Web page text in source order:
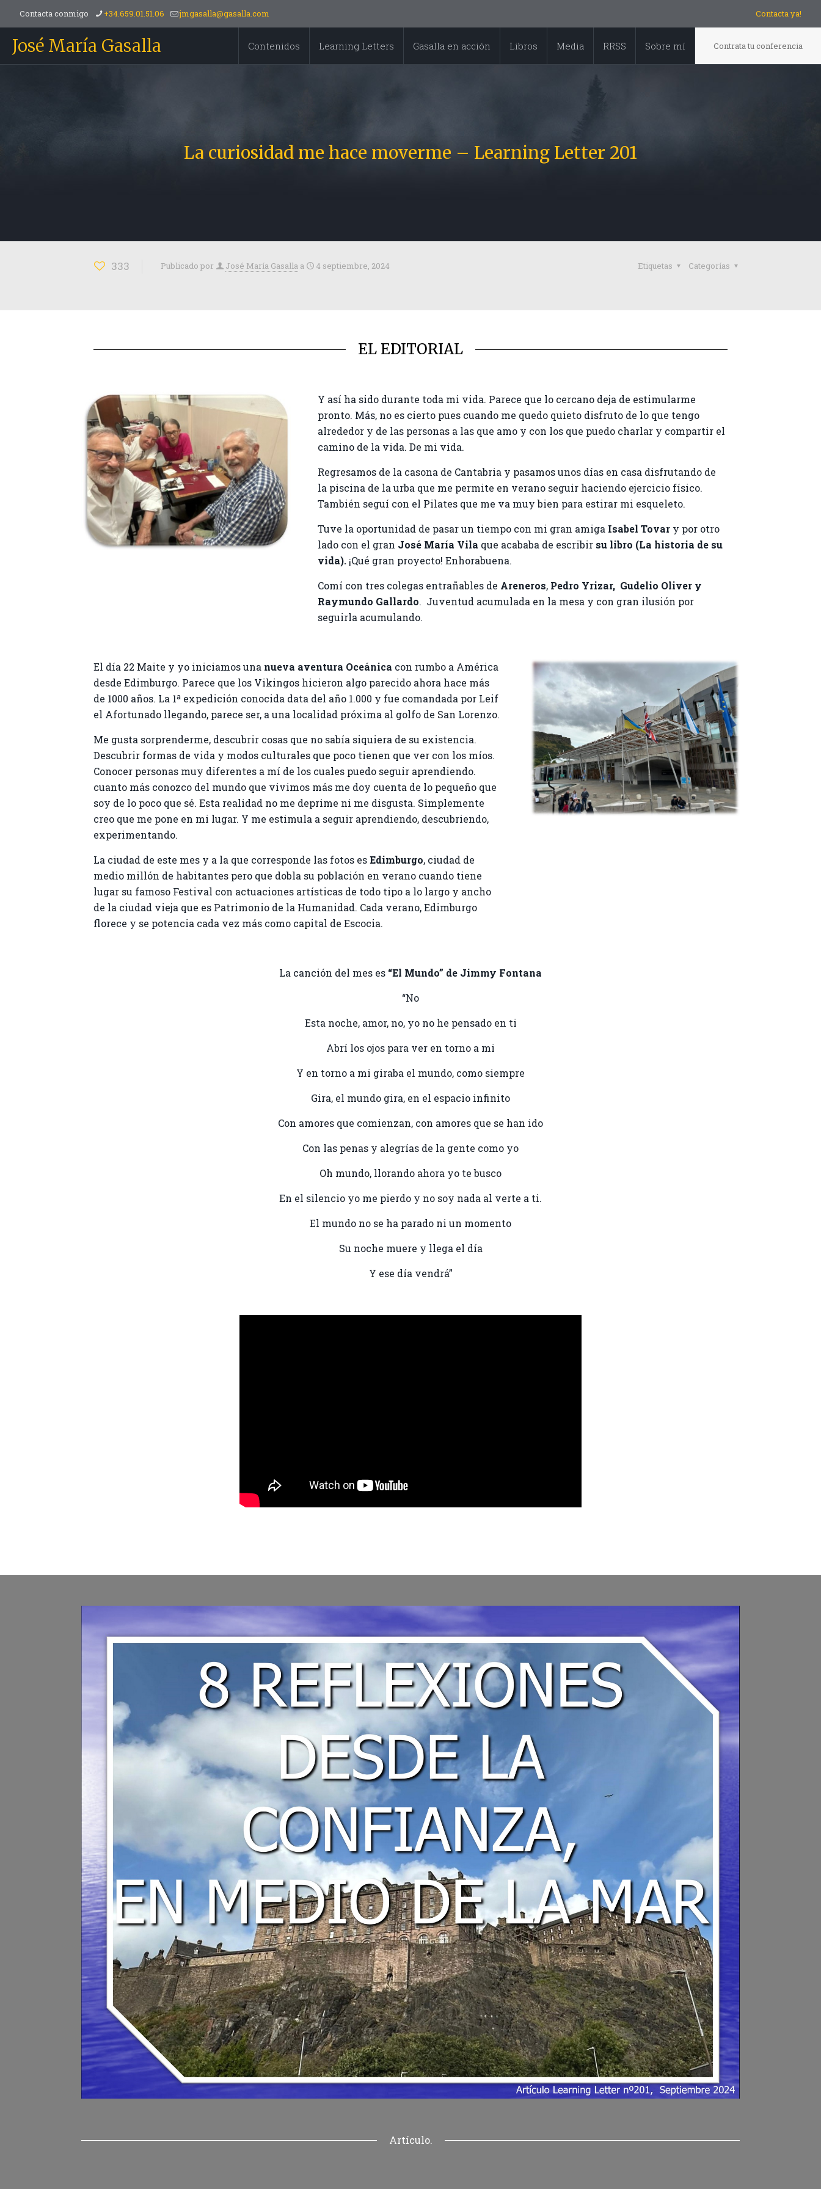
Contacta conmigo +34.659.01.51.06 jmgasalla@gasalla.com Contacta ya!
José María Gasalla Contenidos Learning Letters Gasalla en acción Libros Media RRSS Sobre mí Contrata tu conferencia
La curiosidad me hace moverme – Learning Letter 201
333 Publicado por José María Gasalla a 4 septiembre, 2024 Categorías
Etiquetas
EL EDITORIAL
Y así ha sido durante toda mi vida. Parece que lo cercano deja de estimularme
pronto. Más, no es cierto pues cuando me quedo quieto disfruto de lo que tengo
alrededor y de las personas a las que amo y con los que puedo charlar y compartir el
camino de la vida. De mi vida.
Regresamos de la casona de Cantabria y pasamos unos días en casa disfrutando de
la piscina de la urba que me permite en verano seguir haciendo ejercicio físico.
También seguí con el Pilates que me va muy bien para estirar mi esqueleto.
Tuve la oportunidad de pasar un tiempo con mi gran amiga Isabel Tovar y por otro
lado con el gran José María Vila que acababa de escribir su libro (La historia de su
vida). ¡Qué gran proyecto! Enhorabuena.
Comí con tres colegas entrañables de Areneros, Pedro Yrizar, Gudelio Oliver y
Raymundo Gallardo. Juventud acumulada en la mesa y con gran ilusión por
seguirla acumulando.
El día 22 Maite y yo iniciamos una nueva aventura Oceánica con rumbo a América
desde Edimburgo. Parece que los Vikingos hicieron algo parecido ahora hace más
de 1000 años. La 1ª expedición conocida data del año 1.000 y fue comandada por Leif
el Afortunado llegando, parece ser, a una localidad próxima al golfo de San Lorenzo.
Me gusta sorprenderme, descubrir cosas que no sabía siquiera de su existencia.
Descubrir formas de vida y modos culturales que poco tienen que ver con los míos.
Conocer personas muy diferentes a mí de los cuales puedo seguir aprendiendo.
cuanto más conozco del mundo que vivimos más me doy cuenta de lo pequeño que
soy de lo poco que sé. Esta realidad no me deprime ni me disgusta. Simplemente
creo que me pone en mi lugar. Y me estimula a seguir aprendiendo, descubriendo,
experimentando.
La ciudad de este mes y a la que corresponde las fotos esEdimburgo, ciudad de
medio millón de habitantes pero que dobla su población en verano cuando tiene
lugar su famoso Festival con actuaciones artísticas de todo tipo a lo largo y ancho
de la ciudad vieja que es Patrimonio de la Humanidad. Cada verano, Edimburgo
florece y se potencia cada vez más como capital de Escocia.
La canción del mes es “El Mundo” de Jimmy Fontana
“No
Esta noche, amor, no, yo no he pensado en ti
Abrí los ojos para ver en torno a mi
Y en torno a mi giraba el mundo, como siempre
Gira, el mundo gira, en el espacio infinito
Con amores que comienzan, con amores que se han ido
Con las penas y alegrías de la gente como yo
Oh mundo, llorando ahora yo te busco
En el silencio yo me pierdo y no soy nada al verte a ti.
El mundo no se ha parado ni un momento
Su noche muere y llega el día
Y ese día vendrá”
Artículo.